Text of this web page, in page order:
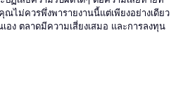
ไม่ควรพึ่งพารายงานนี้แต่เพียงอย่างเดียว
ง ตลาดมีความเสี่ยงเสมอ และการลงทุน